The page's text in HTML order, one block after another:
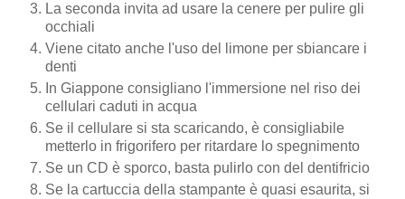
La seconda invita ad usare la cenere per pulire gli
occhiali
Viene citato anche l'uso del limone per sbiancare i
denti
In Giappone consigliano l'immersione nel riso dei
cellulari caduti in acqua
Se il cellulare si sta scaricando, è consigliabile
metterlo in frigorifero per ritardare lo spegnimento
Se un CD è sporco, basta pulirlo con del dentifricio
Se la cartuccia della stampante è quasi esaurita, si